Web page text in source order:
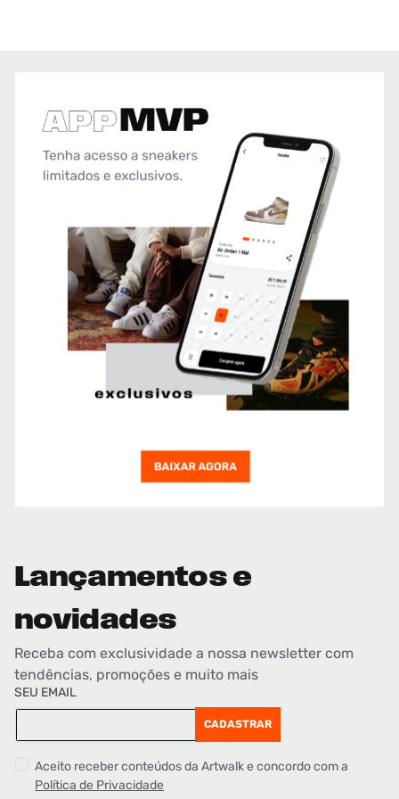
Lançamentos e
novidades
Receba com exclusividade a nossa newsletter com
tendências, promoções e muito mais
SEU EMAIL
CADASTRAR
Aceito receber conteúdos da Artwalk e concordo com a
Política de Privacidade